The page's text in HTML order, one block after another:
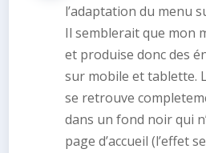
l’adaptation du menu
Il semblerait que mon
et produise donc des
sur mobile et tablette.
se retrouve
dans un fond noir qui
page d’accueil (l’effet